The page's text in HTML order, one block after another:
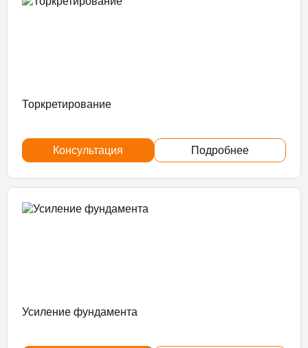
Торкретирование
Консультация Подробнее
Усиление фундамента